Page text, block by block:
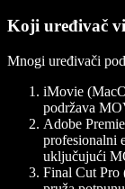
Koji uređivač
Mnogi uređivači
iMovie
podržava
Adobe
profesionalni
uključujući
Final Cut Pro